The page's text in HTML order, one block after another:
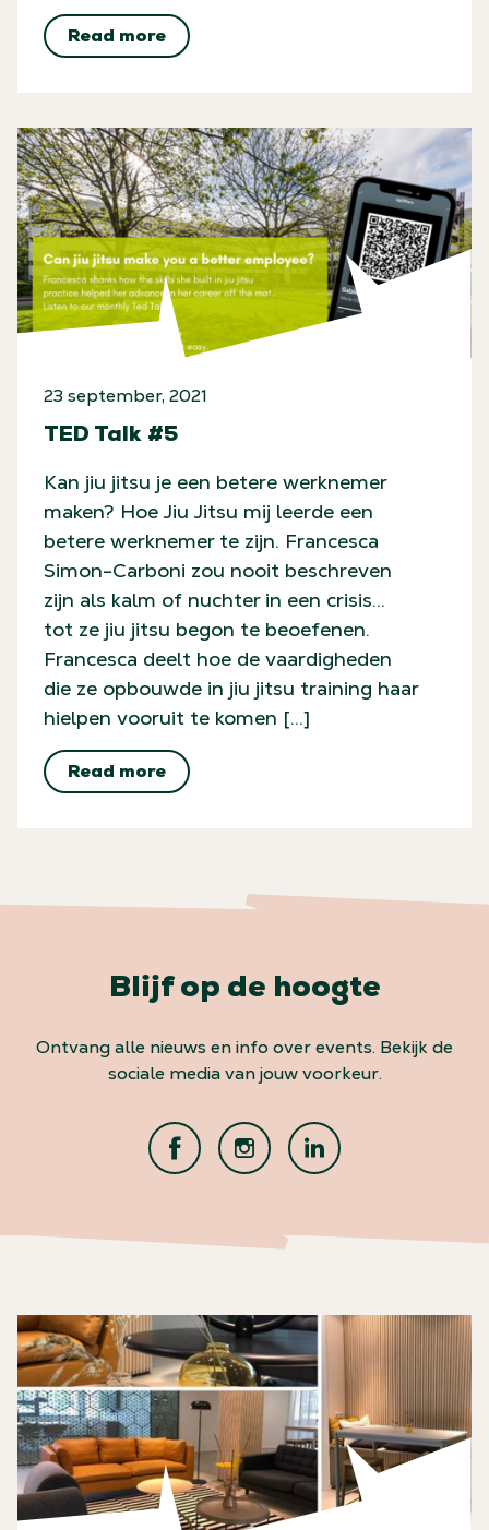
Read more
23 september, 2021
TED Talk #5
Kan jiu jitsu je een betere werknemer
maken? Hoe Jiu Jitsu mij leerde een
betere werknemer te zijn. Francesca
Simon-Carboni zou nooit beschreven
zijn als kalm of nuchter in een crisis…
tot ze jiu jitsu begon te beoefenen.
Francesca deelt hoe de vaardigheden
die ze opbouwde in jiu jitsu training haar
hielpen vooruit te komen […]
Read more
Blijf op de hoogte
Ontvang alle nieuws en info over events. Bekijk de
sociale media van jouw voorkeur.